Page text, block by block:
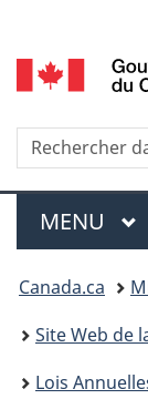
Menu
MENU
Vous
etes
ici
Canada.ca
Site Web de
Lois